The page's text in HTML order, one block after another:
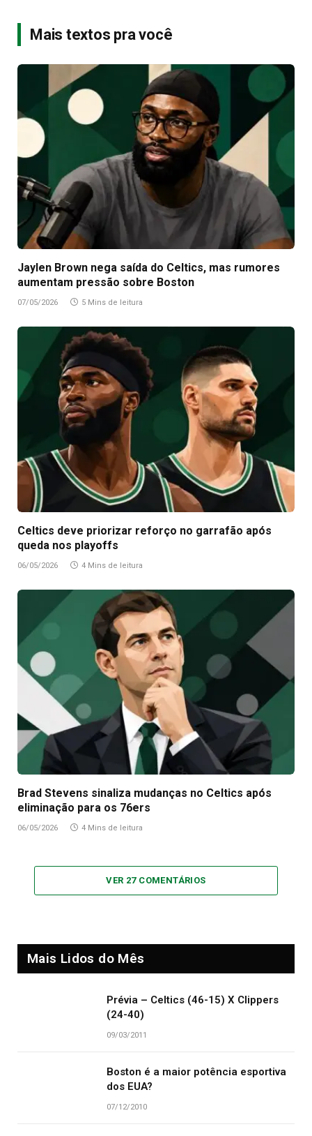
Mais textos pra você
Jaylen Brown nega saída do Celtics, mas rumores
aumentam pressão sobre Boston
07/05/2026 5 Mins de leitura
Celtics deve priorizar reforço no garrafão após
queda nos playoffs
06/05/2026 4 Mins de leitura
Brad Stevens sinaliza mudanças no Celtics após
eliminação para os 76ers
06/05/2026 4 Mins de leitura
VER 27 COMENTÁRIOS
Mais Lidos do Mês
Prévia – Celtics (46-15) X Clippers
(24-40)
09/03/2011
Boston é a maior potência esportiva
dos EUA?
07/12/2010